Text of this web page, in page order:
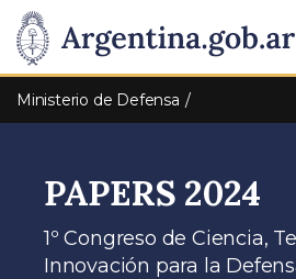
Presidencia
de
Nación
Pasar al contenido principal
Ministerio de Defensa
PAPERS 2024
1º Congreso de Ciencia,
Innovación para la